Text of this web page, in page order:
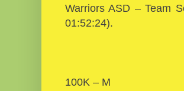
Warriors ASD – Team
01:52:24).
100K – M